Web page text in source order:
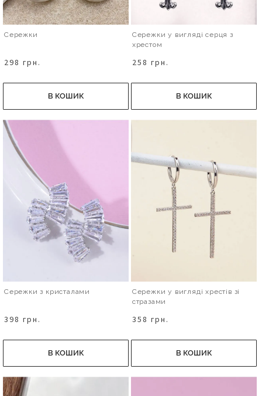
Сережки
298 грн.
В КОШИК
Сережки у вигляді серця з
хрестом
258 грн.
В КОШИК
Сережки з кристалами
398 грн.
В КОШИК
Сережки у вигляді хрестів зі
стразами
358 грн.
В КОШИК